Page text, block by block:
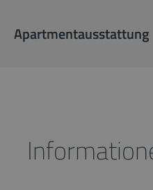
Apartmentausstattung